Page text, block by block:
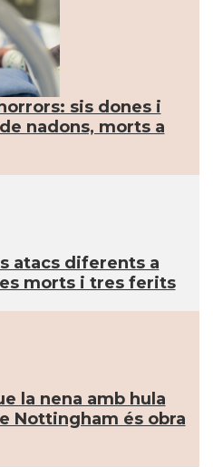
a Enniskillen
a EXETER
A GUILDFORD
a KETTERING
sis dones i
nadons, morts a
atacs diferents a
morts i tres ferits
la nena amb hula
Nottingham és obra